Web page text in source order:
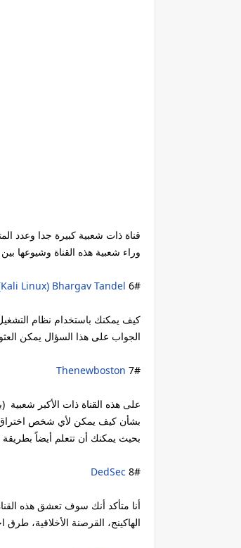
قناة ذات شعبية كبيرة جدا وعدد
وراء شعبية هذه القناة وشيوعها
Linux) Bhargav Tandel 6#
كيف يمكنك باستخدام نظام
الجواب على هذا السؤال يمكن
Thenewboston 7#
على هذه القناة ذات الأكبر
بشأن كيف يمكن لأي شخص اختراق
بحيث يمكنك أن تتعلم أيضاً
DedSec 8#
أنا متأكد أنك سوف تعشق هذه
الهاكينج، القرصنة الأخلاقية، طرق